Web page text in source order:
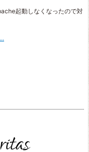
起動しなくなったので対